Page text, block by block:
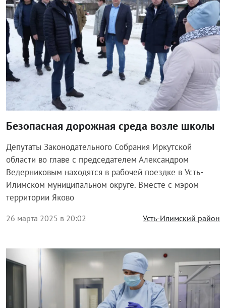
Безопасная дорожная среда возле школы
Депутаты Законодательного Собрания Иркутской
области во главе с председателем Александром
Ведерниковым находятся в рабочей поездке в Усть-
Илимском муниципальном округе. Вместе с мэром
территории Яково
26 марта 2025 в 20:02 Усть-Илимский район
Общество